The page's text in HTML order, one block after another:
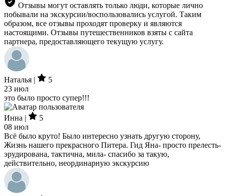
Отзывы могут оставлять только люди, которые лично
побывали на экскурсии/воспользовались услугой. Таким
образом, все отзывы проходят проверку и являются
настоящими. Отзывы путешественников взяты с сайта
партнера, предоставляющего текущую услугу.
Наталья |
5
23 июл
это было просто супер!!!
Инна |
5
08 июл
Всё было круто! Было интересно узнать другую сторону,
Жизнь нашего прекрасного Питера. Гид Яна- просто прелесть-
эрудирована, тактична, мила- спасибо за такую,
действительно, неординарную экскурсию